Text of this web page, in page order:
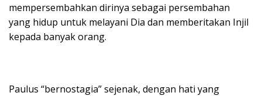
mempersembahkan dirinya sebagai persembahan
yang hidup untuk melayani Dia dan memberitakan Injil
kepada banyak orang.
Paulus “bernostagia” sejenak, dengan hati yang